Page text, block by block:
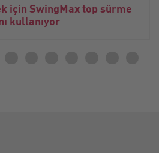
için SwingMax top sürme
kullanıyor